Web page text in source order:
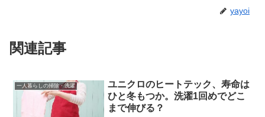
yayoi
関連記事
一人暮らしの掃除・洗濯
ユニクロのヒートテック、寿命は
ひと冬もつか。洗濯1回めでどこ
まで伸びる？